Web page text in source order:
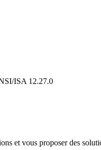
ISA 12.27.0
et vous proposer des